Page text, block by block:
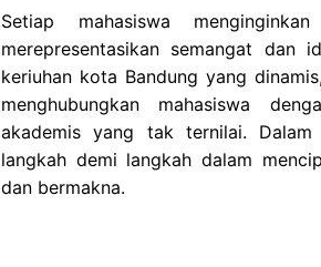
Setiap mahasiswa
merepresentasikan semangat dan
keriuhan kota Bandung yang
menghubungkan mahasiswa
akademis yang tak ternilai.
langkah demi langkah dalam
dan bermakna.